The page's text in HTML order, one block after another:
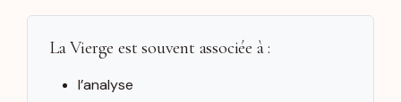
La Vierge est souvent associée à :
l’analyse